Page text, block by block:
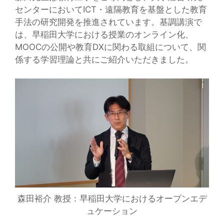
センターにおいてICT・遠隔教育を基盤とした教育
手法の研究開発を推進されています。基調講演で
は、早稲田大学における授業のオンライン化、
MOOCの公開や教育DXに関わる取組について、関
係する学習理論と共にご紹介いただきました。
森田裕介 教授：早稲田大学におけるオープンエデ
ュケーション